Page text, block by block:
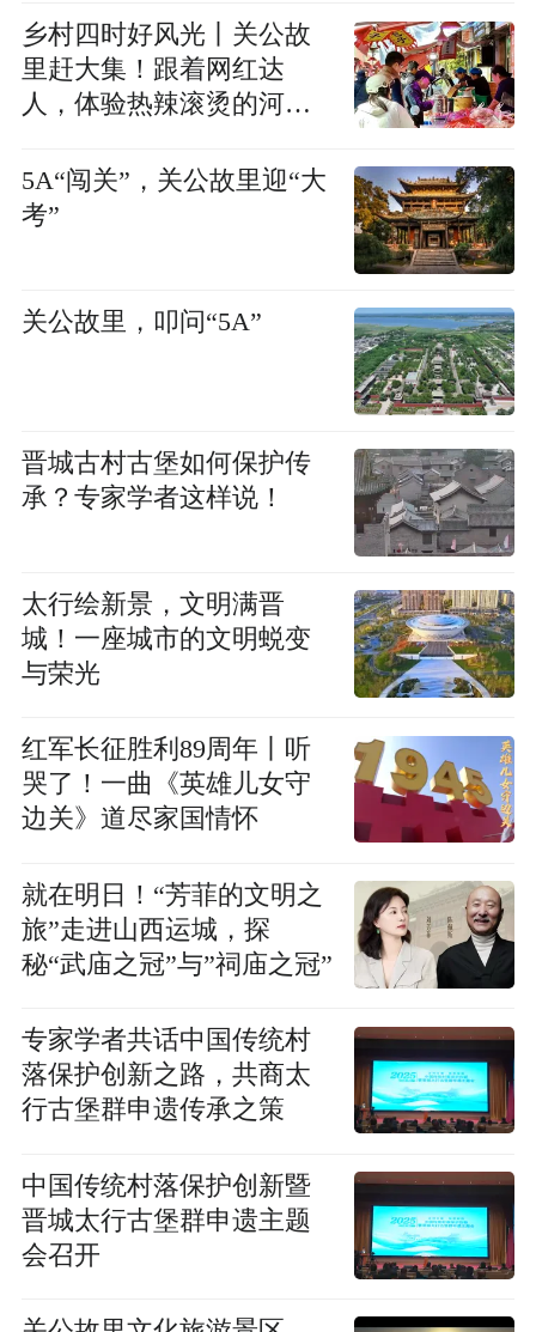
乡村四时好风光丨关公故
里赶大集！跟着网红达
人，体验热辣滚烫的河东
5A“闯关”，关公故里迎“大
考”
关公故里，叩问“5A”
晋城古村古堡如何保护传
承？专家学者这样说！
太行绘新景，文明满晋
城！一座城市的文明蜕变
与荣光
红军长征胜利89周年丨听
哭了！一曲《英雄儿女守
边关》道尽家国情怀
就在明日！“芳菲的文明之
旅”走进山西运城，探
秘“武庙之冠”与”祠庙之冠”
专家学者共话中国传统村
落保护创新之路，共商太
行古堡群申遗传承之策
中国传统村落保护创新暨
晋城太行古堡群申遗主题
会召开